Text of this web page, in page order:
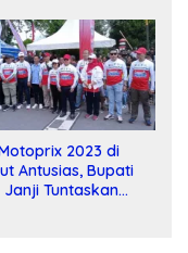
2023 di
Antusias, Bupati
Tuntaskan